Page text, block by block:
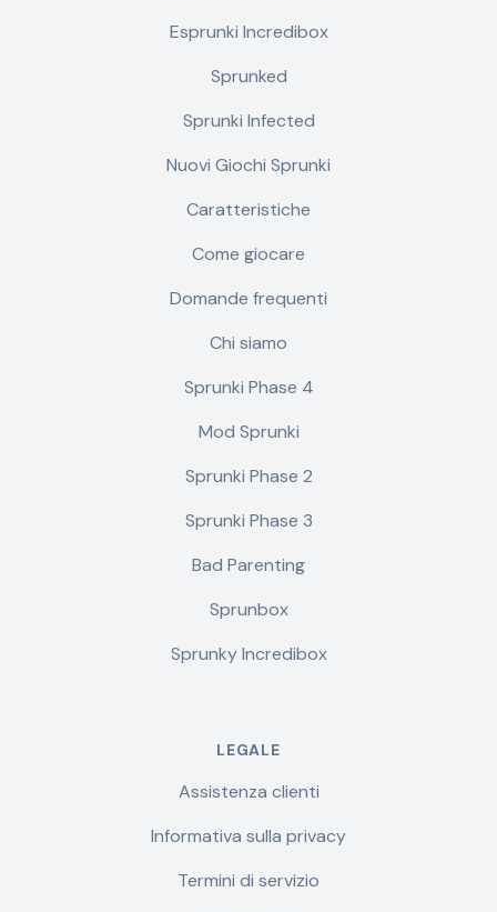
Esprunki Incredibox
Sprunked
Sprunki Infected
Nuovi Giochi Sprunki
Caratteristiche
Come giocare
Domande frequenti
Chi siamo
Sprunki Phase 4
Mod Sprunki
Sprunki Phase 2
Sprunki Phase 3
Bad Parenting
Sprunbox
Sprunky Incredibox
LEGALE
Assistenza clienti
Informativa sulla privacy
Termini di servizio